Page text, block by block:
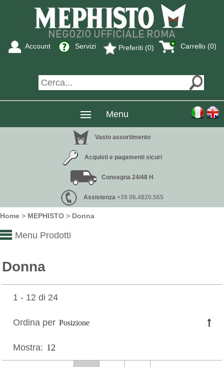
Carrello (0)
Preferiti (0)
Servizi
Account
Menu
Vasto assortimento
Acquisti e pagamenti sicuri
Consegna 24/48 H
Assistenza +39 06.4820.565
Home > MEPHISTO > Donna
Menu Prodotti
Donna
1 - 12 di 24
Ordina per
Mostra: